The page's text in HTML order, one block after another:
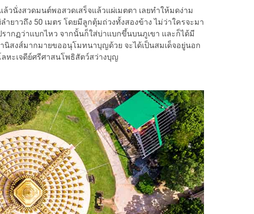
นั่งสวดมนต์พอสวดเสร็จแล้วแผ่เมตตา เลยทำให้มดง่าม
ยาวถึง 50 เมตร โดยมีลูกตุ้มถ่วงทั้งสองข้าง ไม่ว่าใครจะมา
รากฏว่าแบกไหว จากนั้นก็ใส่บ่าแบกขึ้นบนภูเขา และก็ได้มี
นิสงส์มากมายขออนุโมทนาบุญด้วย จะได้เป็นสมเด็จอยู่นอก
หะเจดีย์ศรีศาสนโพธิสัตว์สว่างบุญ